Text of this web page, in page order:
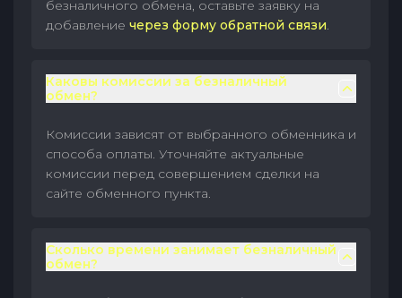
безналичного обмена, оставьте заявку на
добавление через форму обратной связи.
Каковы комиссии за безналичный
обмен?
Комиссии зависят от выбранного обменника и
способа оплаты. Уточняйте актуальные
комиссии перед совершением сделки на
сайте обменного пункта.
Сколько времени занимает безналичный
обмен?